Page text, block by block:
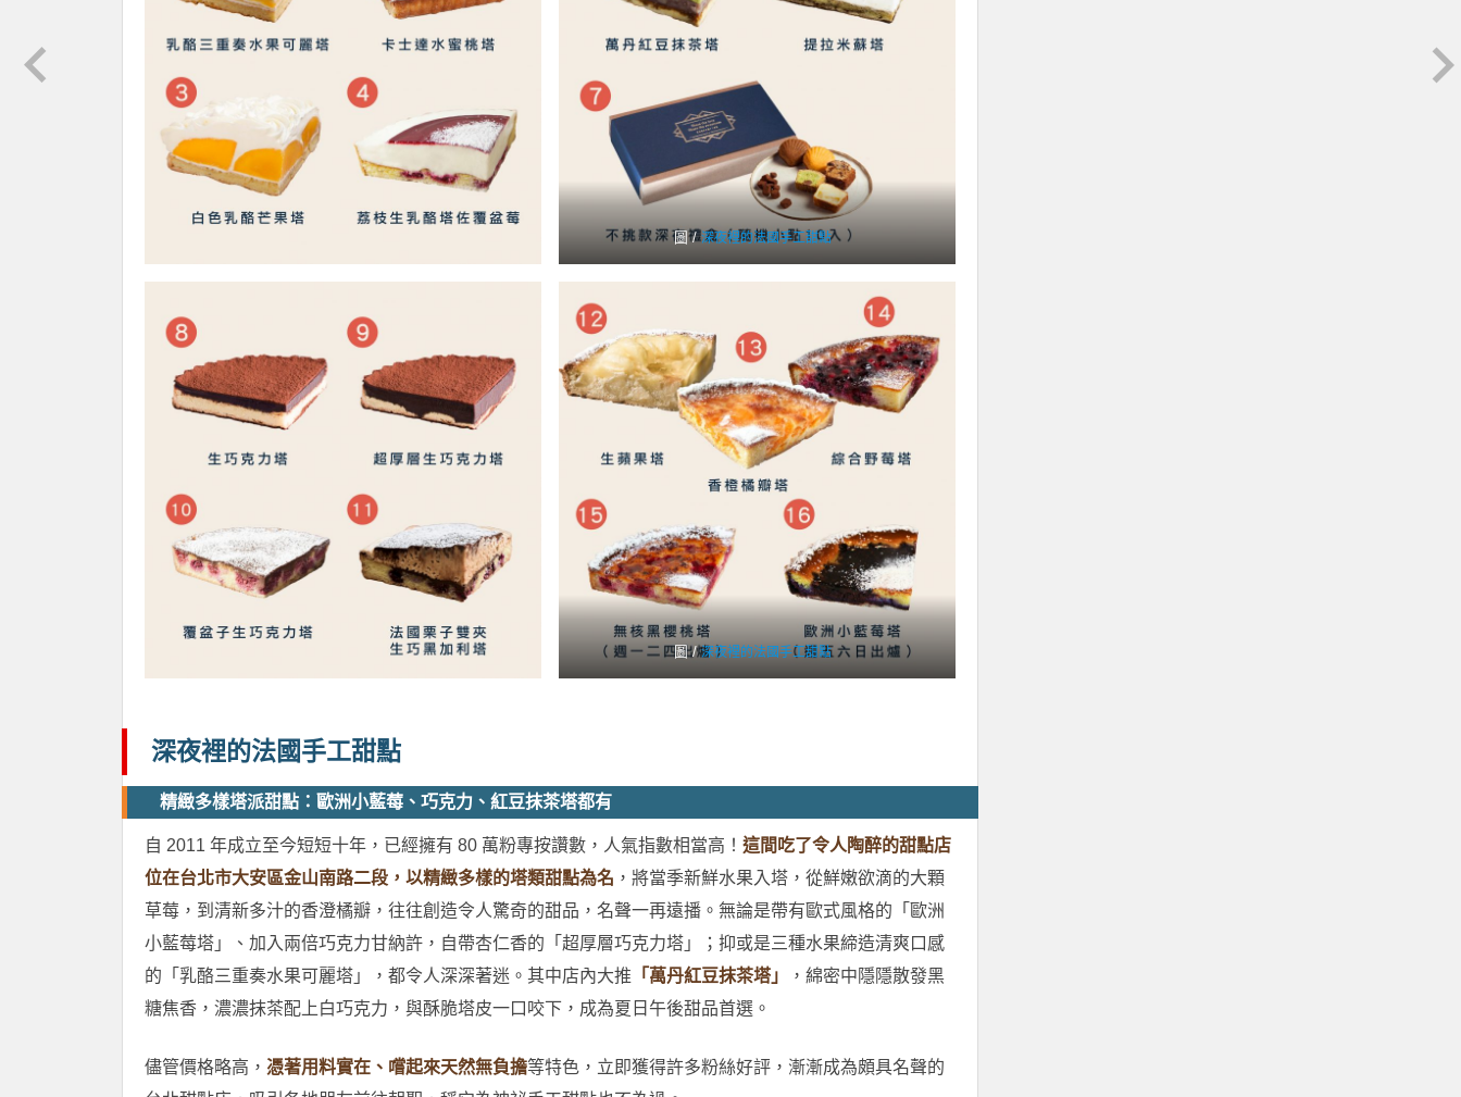
圖 /深夜裡的法國手工甜點
圖 /深夜裡的法國手工甜點
深夜裡的法國手工甜點
精緻多樣塔派甜點：歐洲小藍莓、巧克力、紅豆抹茶塔都有
自 2011 年成立至今短短十年，已經擁有 80 萬粉專按讚數，人氣指數相當高！ 這間吃了令人陶醉的甜點店
位在台北市大安區金山南路二段，以精緻多樣的塔類甜點為名 ，將當季新鮮水果入塔，從鮮嫩欲滴的大顆
草莓，到清新多汁的香澄橘瓣，往往創造令人驚奇的甜品，名聲一再遠播。無論是帶有歐式風格的「歐洲
小藍莓塔」、加入兩倍巧克力甘納許，自帶杏仁香的「超厚層巧克力塔」；抑或是三種水果締造清爽口感
的「乳酪三重奏水果可麗塔」，都令人深深著迷。其中店內大推 「萬丹紅豆抹茶塔」
，綿密中隱隱散發黑
糖焦香，濃濃抹茶配上白巧克力，與酥脆塔皮一口咬下，成為夏日午後甜品首選。
儘管價格略高， 憑著用料實在、嚐起來天然無負擔等特色，立即獲得許多粉絲好評，漸漸成為頗具名聲的